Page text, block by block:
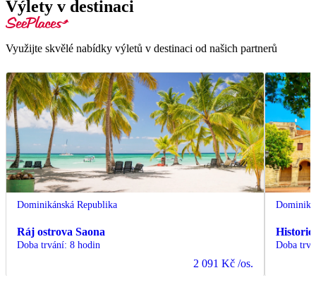
Výlety v destinaci
Využijte skvělé nabídky výletů v destinaci od našich partnerů
Dominikánská Republika
Ráj ostrova Saona
Doba trvání: 8 hodin
2 091 Kč /os.
Doba